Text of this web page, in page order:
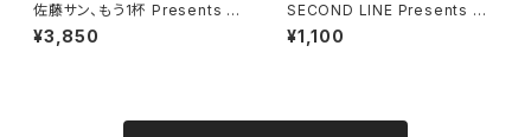
佐藤サン、もう1杯 Presents 佐
藤サン、もう1杯 公開録音イベン
ト 2026.05.24 開催記念トーク
¥3,850
SECOND LINE Presents み
んなに会いに行くよ! 第30回 in
静岡 ブロマイド ※ランダム販
¥1,100